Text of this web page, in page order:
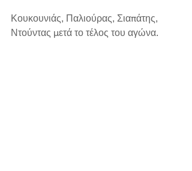
Κουκουνιάς, Παλιούρας, Σιαπάτης,
Ντούντας μετά το τέλος του αγώνα.